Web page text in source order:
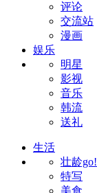
评论
交流站
漫画
娱乐
明星
影视
音乐
韩流
送礼
生活
壮龄go!
特写